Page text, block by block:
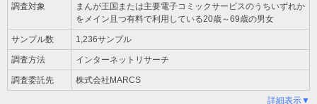
調査対象
まんが王国または主要電子コミックサービスのうちいずれか
をメイン且つ有料で利用している20歳～69歳の男女
サンプル数 1,236サンプル
調査方法 インターネットリサーチ
調査委託先 株式会社MARCS
詳細表示▼